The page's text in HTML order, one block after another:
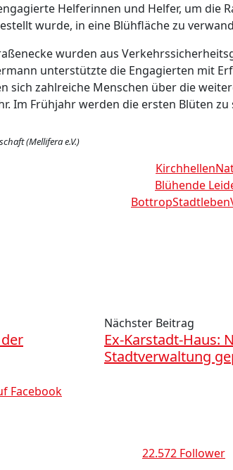
Helferinnen und Helfer, um die
wurde, in eine Blühfläche zu
wurden aus
unterstützte die Engagierten mit
zahlreiche Menschen über die
Im Frühjahr werden die ersten Blüten zu
(Mellifera e.V.)
Kirchhellen
Blühende
BottropStadtleben
Nächster Beitrag
Ex-Karstadt-Haus:
Stadtverwaltung
Facebook
22.572 Follower